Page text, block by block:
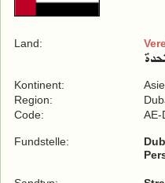
Land:
Kontinent:
Region:
Code:
AE-
Fundstelle: